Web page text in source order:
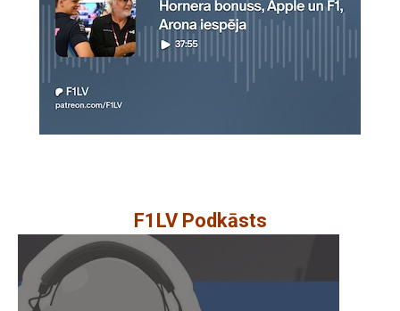
F1LV Podkāsts